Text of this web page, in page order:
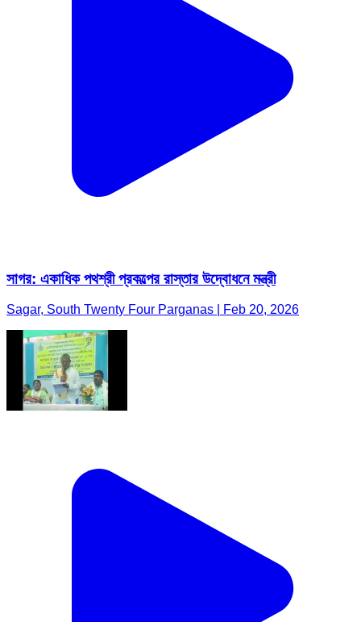
সাগর: একাধিক পথশ্রী প্রকল্পের রাস্তার উদ্বোধনে মন্ত্রী
Sagar, South Twenty Four Parganas | Feb 20, 2026